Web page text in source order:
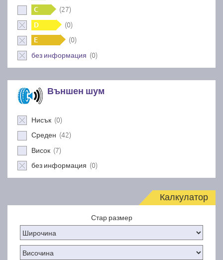
C (27)
D (0)
E (0)
без информация (0)
Външен шум
Нисък (0)
Среден (42)
Висок (7)
без информация (0)
Калкулатор
Стар размер